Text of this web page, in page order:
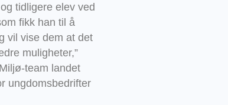
tidligere elev ved
fikk han til å
vil vise dem at det
muligheter,”
team landet
ungdomsbedrifter